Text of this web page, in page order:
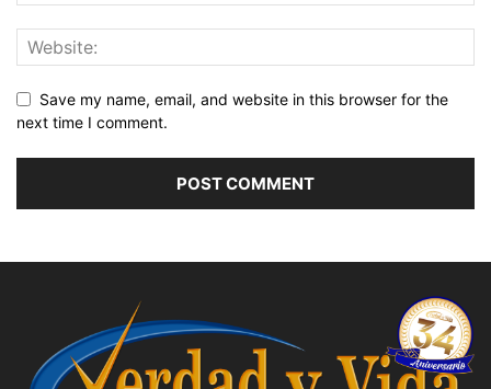
Save my name, email, and website in this browser for the
next time I comment.